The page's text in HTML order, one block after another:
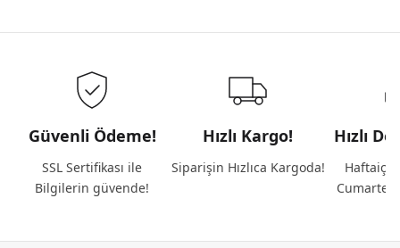
Güvenli Ödeme!
SSL Sertifikası ile
Bilgilerin güvende!
Hızlı Kargo!
Siparişin Hızlıca Kargoda!
Hızlı
Haftaiçi